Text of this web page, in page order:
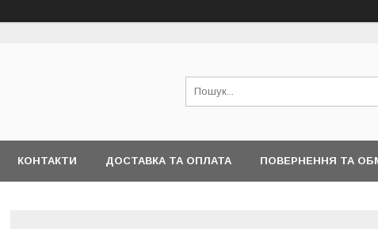
КОНТАКТИ ДОСТАВКА ТА ОПЛАТА ПОВЕРНЕННЯ ТА